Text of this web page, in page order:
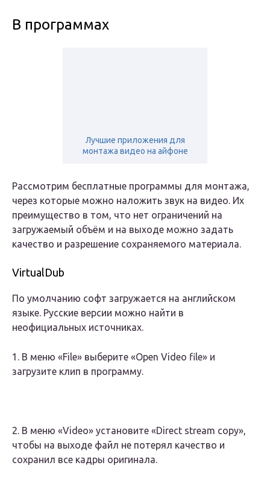
В программах
Лучшие приложения для
монтажа видео на айфоне
Рассмотрим бесплатные программы для монтажа,
через которые можно наложить звук на видео. Их
преимущество в том, что нет ограничений на
загружаемый объём и на выходе можно задать
качество и разрешение сохраняемого материала.
VirtualDub
По умолчанию софт загружается на английском
языке. Русские версии можно найти в
неофициальных источниках.
1. В меню «File» выберите «Open Video file» и
загрузите клип в программу.
2. В меню «Video» установите «Direct stream copy»,
чтобы на выходе файл не потерял качество и
сохранил все кадры оригинала.